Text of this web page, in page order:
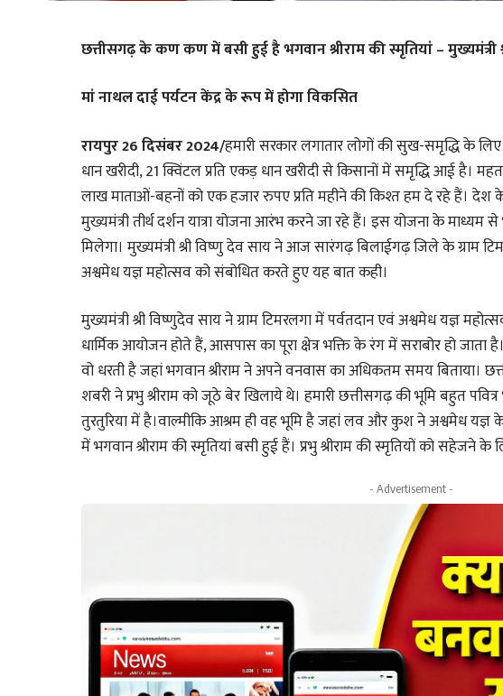
छत्तीसगढ़ के कण कण में बसी हुई है भगवान श्रीराम की स्मृतियां – मुख्यमंत्री
मां नाथल दाई पर्यटन केंद्र के रूप में होगा विकसित
रायपुर 26 दिसंबर 2024/हमारी सरकार लगातार लोगों की सुख-समृद्धि के
धान खरीदी, 21 क्विंटल प्रति एकड़ धान खरीदी से किसानों में समृद्धि आई है।
लाख माताओं-बहनों को एक हजार रुपए प्रति महीने की किश्त हम दे रहे हैं। देश के
मुख्यमंत्री तीर्थ दर्शन यात्रा योजना आरंभ करने जा रहे हैं। इस योजना के माध्यम से
मिलेगा। मुख्यमंत्री श्री विष्णु देव साय ने आज सारंगढ़ बिलाईगढ़ जिले के ग्राम
अश्वमेध यज्ञ महोत्सव को संबोधित करते हुए यह बात कही।
मुख्यमंत्री श्री विष्णुदेव साय ने ग्राम टिमरलगा में पर्वतदान एवं अश्वमेध यज्ञ
धार्मिक आयोजन होते हैं, आसपास का पूरा क्षेत्र भक्ति के रंग में सराबोर हो जाता
वो धरती है जहां भगवान श्रीराम ने अपने वनवास का अधिकतम समय बिताया।
शबरी ने प्रभु श्रीराम को जूठे बेर खिलाये थे। हमारी छत्तीसगढ़ की भूमि बहुत
तुरतुरिया में है।वाल्मीकि आश्रम ही वह भूमि है जहां लव और कुश ने अश्वमेध
में भगवान श्रीराम की स्मृतियां बसी हुई हैं। प्रभु श्रीराम की स्मृतियों को सहेजने के
- Advertisement -